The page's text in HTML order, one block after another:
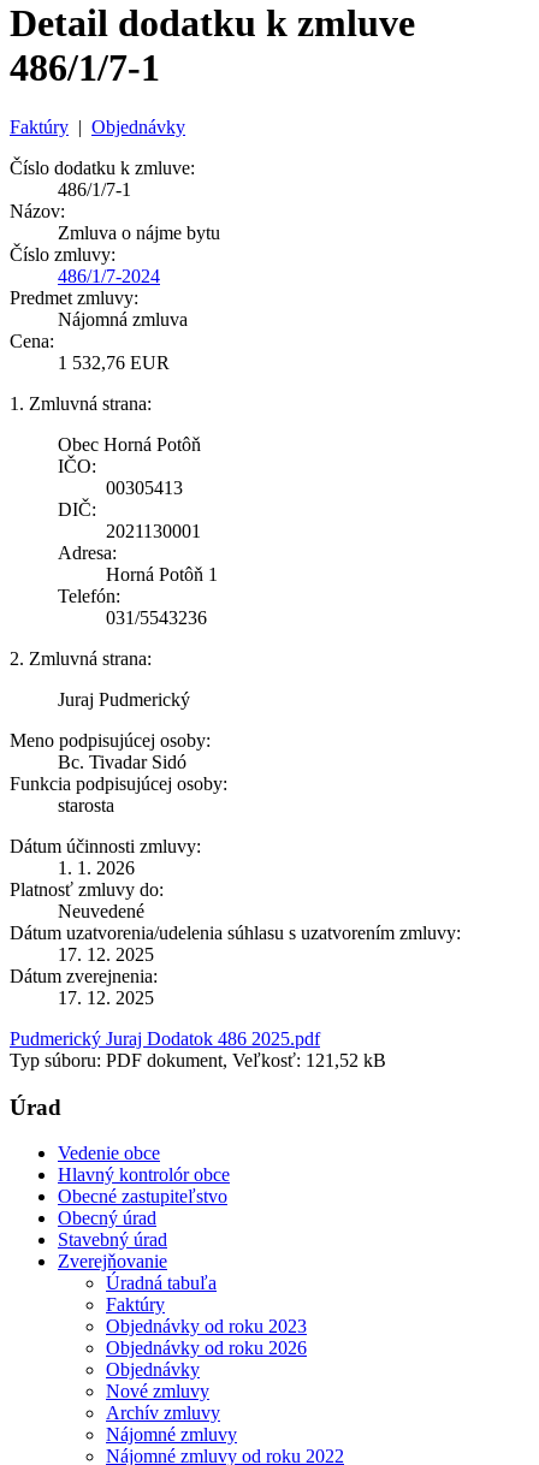
Detail dodatku k zmluve
486/1/7-1
Faktúry | Objednávky
Číslo dodatku k zmluve:
486/1/7-1
Názov:
Zmluva o nájme bytu
Číslo zmluvy:
486/1/7-2024
Predmet zmluvy:
Nájomná zmluva
Cena:
1 532,76 EUR
1. Zmluvná strana:
Obec Horná Potôň
IČO:
00305413
DIČ:
2021130001
Adresa:
Horná Potôň 1
Telefón:
031/5543236
2. Zmluvná strana:
Juraj Pudmerický
Meno podpisujúcej osoby:
Bc. Tivadar Sidó
Funkcia podpisujúcej osoby:
starosta
Dátum účinnosti zmluvy:
1. 1. 2026
Platnosť zmluvy do:
Neuvedené
Dátum uzatvorenia/udelenia súhlasu s uzatvorením zmluvy:
17. 12. 2025
Dátum zverejnenia:
17. 12. 2025
Pudmerický Juraj Dodatok 486 2025.pdf
Typ súboru: PDF dokument, Veľkosť: 121,52 kB
Úrad
Vedenie obce
Hlavný kontrolór obce
Obecné zastupiteľstvo
Obecný úrad
Stavebný úrad
Zverejňovanie
Úradná tabuľa
Faktúry
Objednávky od roku 2023
Objednávky od roku 2026
Objednávky
Nové zmluvy
Archív zmluvy
Nájomné zmluvy
Nájomné zmluvy od roku 2022